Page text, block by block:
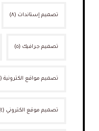
تصميم إستاندات (٨)
تصميم جرافيك (٥)
تصميم مواقع الكترونية(٥)
تصميم موقع الكتروني (٤)